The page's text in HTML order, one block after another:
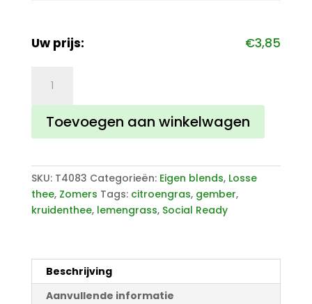
Uw prijs: €3,85
Lemongrass
aantal
Toevoegen aan winkelwagen
SKU: T4083 Categorieën: Eigen blends, Losse
thee, Zomers Tags: citroengras, gember,
kruidenthee, lemengrass, Social Ready
Beschrijving
Aanvullende informatie